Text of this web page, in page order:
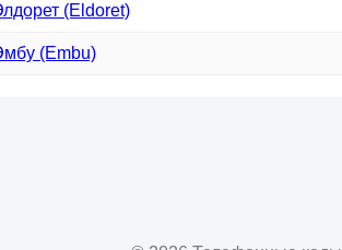
(Eldoret)
(Embu)